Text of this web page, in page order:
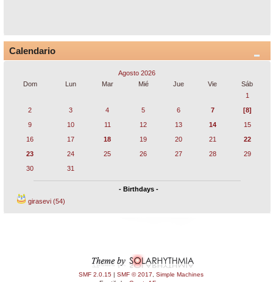
Calendario
Agosto 2026
Dom
Lun Mar Mié Jue Vie
Sáb
1
2
3 4 5 6 7
[8]
9
10 11 12 13 14
15
16
17 18 19 20 21
22
23
24 25 26 27 28
29
30
31
- Birthdays -
girasevi (54)
SMF 2.0.15 | SMF © 2017
Simple Machines